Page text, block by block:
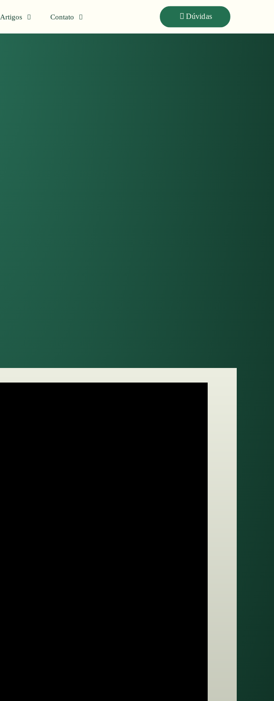
Artigos Contato Dúvidas